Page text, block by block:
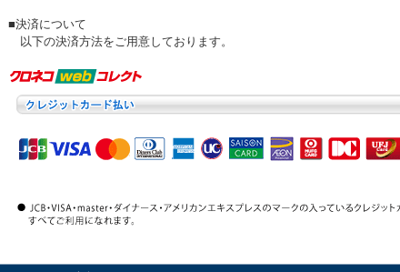
■決済について
以下の決済方法をご用意しております。